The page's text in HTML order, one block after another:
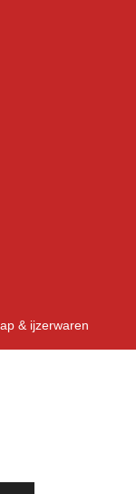
& ijzerwaren